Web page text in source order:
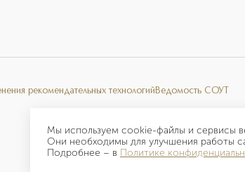
Мы используем cookie-файлы и сервисы
Они необходимы для улучшения работы
Подробнее – в Политике
рекомендательных технологий Ведомость СОУТ